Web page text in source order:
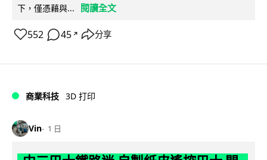
下，僅憑藉與...
閱讀全文
552 45 ↗ 分享
商業科技 3D 打印
Vin 1 日